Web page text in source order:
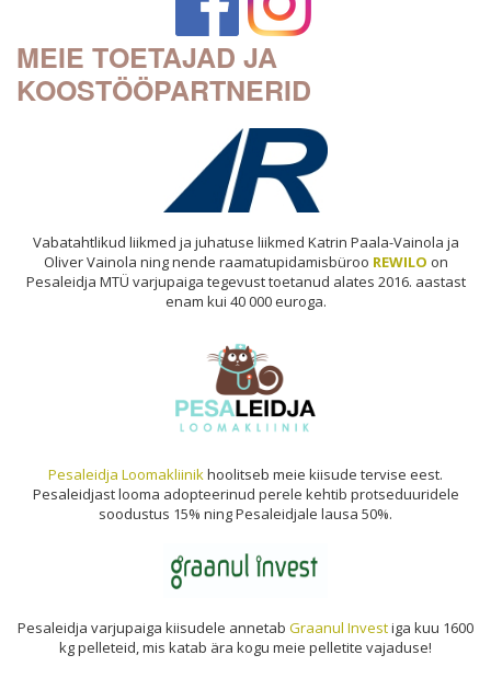
MEIE TOETAJAD JA
KOOSTÖÖPARTNERID
Vabatahtlikud liikmed ja juhatuse liikmed Katrin Paala-Vainola ja
Oliver Vainola ning nende raamatupidamisbüroo REWILO on
Pesaleidja MTÜ varjupaiga tegevust toetanud alates 2016. aastast
enam kui 40 000 euroga.
Pesaleidja Loomakliinikhoolitseb meie kiisude tervise eest.
Pesaleidjast looma adopteerinud perele kehtib protseduuridele
soodustus 15% ning Pesaleidjale lausa 50%.
Pesaleidja varjupaiga kiisudele annetab Graanul Investiga kuu 1600
kg pelleteid, mis katab ära kogu meie pelletite vajaduse!